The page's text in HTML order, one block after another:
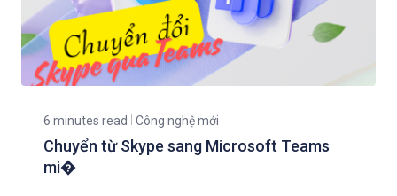
6 minutes read Công nghệ mới
Chuyển từ Skype sang Microsoft Teams
mi�